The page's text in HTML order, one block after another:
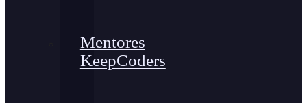
Mentores
KeepCoders